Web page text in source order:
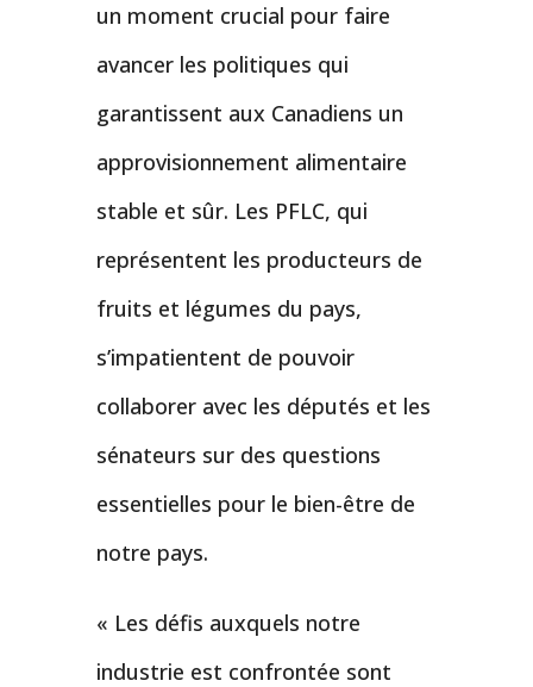
un moment crucial pour faire
avancer les politiques qui
garantissent aux Canadiens un
approvisionnement alimentaire
stable et sûr. Les PFLC, qui
représentent les producteurs de
fruits et légumes du pays,
s’impatientent de pouvoir
collaborer avec les députés et les
sénateurs sur des questions
essentielles pour le bien-être de
notre pays.
« Les défis auxquels notre
industrie est confrontée sont